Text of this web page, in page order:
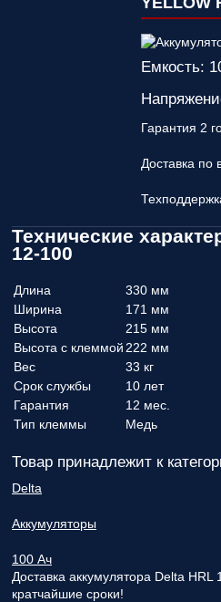
Емкость:
Гарантия 2
Доставка по
Технические
12-100
Длина
330 мм
Ширина
171 мм
Высота
215 мм
Высота с клеммой 222 мм
Вес
33 кг
Срок службы
10 лет
Гарантия
12 мес.
Тип клеммы
Медь
Товар принадлежит к
Delta
Аккумуляторы
100 Ач
Доставка аккумулятора Delta HRL
кратчайшие сроки!